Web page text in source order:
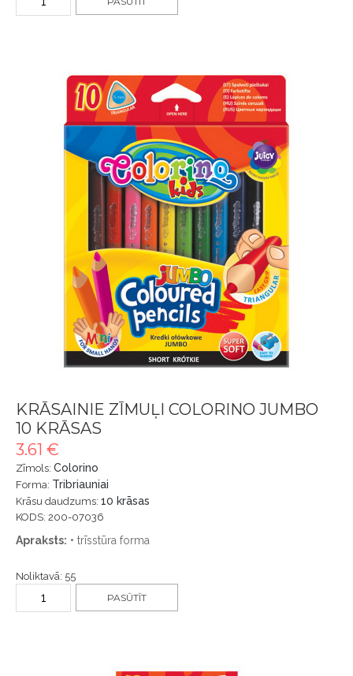
KRĀSAINIE ZĪMUĻI COLORINO JUMBO
10 KRĀSAS
3.61 €
Zīmols: Colorino
Forma: Tribriauniai
Krāsu daudzums: 10 krāsas
KODS: 200-07036
Apraksts: • trīsstūra forma
Noliktavā: 55
PASŪTĪT